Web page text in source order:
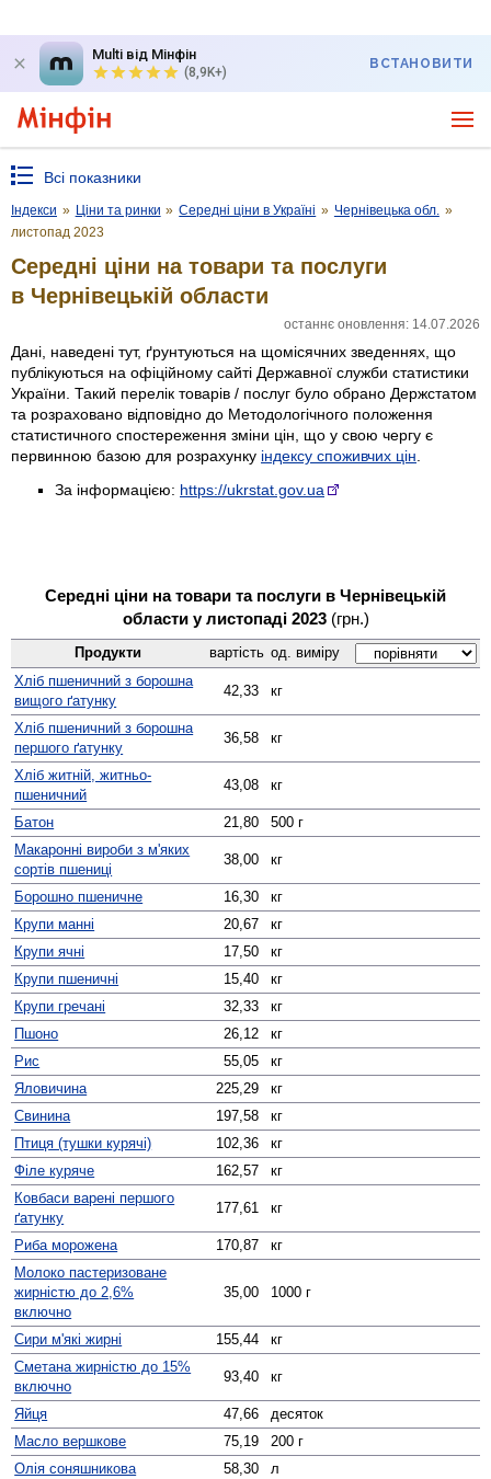
Multi від Мінфін
(8,9K+)
ВСТАНОВИТИ
Всі показники
Індекси » Ціни та ринки » Середні ціни в Україні » Чернівецька обл. »
листопад 2023
Середні ціни на товари та послуги
в Чернівецькій области
останнє оновлення: 14.07.2026
Дані, наведені тут, ґрунтуються на щомісячних зведеннях, що
публікуються на офіційному сайті Державної служби статистики
України. Такий перелік товарів / послуг було обрано Держстатом
та розраховано відповідно до Методологічного положення
статистичного спостереження зміни цін, що у свою чергу є
первинною базою для розрахунку індексу споживчих цін
За інформацією: https://ukrstat.gov.ua
Середні ціни на товари та послуги в Чернівецькій
области у листопаді 2023 (грн.)
Продукти вартість од. виміру
Хліб пшеничний з борошна
вищого ґатунку
42,33 кг
Хліб пшеничний з борошна
першого ґатунку
36,58 кг
Хліб житній, житньо-
пшеничний
43,08 кг
Батон 21,80
500 г
Макаронні вироби з м'яких
сортів пшениці
38,00 кг
Борошно пшеничне 16,30
кг
Крупи манні
20,67
кг
Крупи ячні
17,50
кг
Крупи пшеничні
15,40
кг
Крупи гречані
32,33
кг
Пшоно
26,12
кг
Рис
55,05
кг
Яловичина
225,29
кг
Свинина
197,58
кг
Птиця (тушки курячі)
102,36
кг
Філе куряче
162,57
кг
Ковбаси варені першого
ґатунку
177,61 кг
Риба морожена 170,87
кг
Молоко пастеризоване
жирністю до 2,6%
включно
35,00 1000 г
Сири м'які жирні 155,44
кг
Сметана жирністю до 15%
включно
93,40 кг
Яйця 47,66
десяток
Масло вершкове
75,19
200 г
Олія соняшникова
58,30
л